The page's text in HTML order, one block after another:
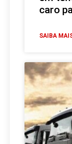
caro
SAIBA